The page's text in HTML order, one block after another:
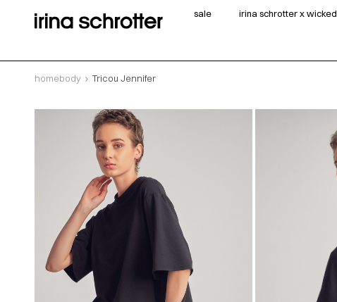
sale irina schrotter x wicked
homebody Tricou Jennifer